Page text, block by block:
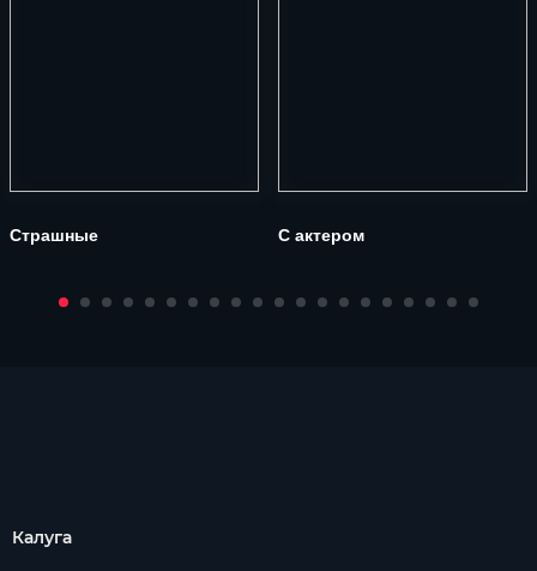
Страшные С актером
Калуга